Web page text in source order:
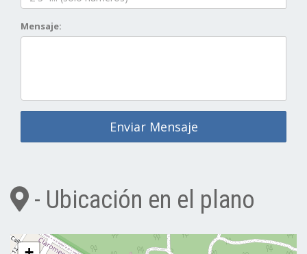
Mensaje:
Enviar Mensaje
- Ubicación en el plano